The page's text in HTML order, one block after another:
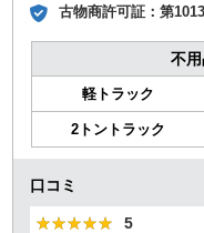
古物商許可証：第
不
軽トラック
2トントラック
口コミ
★★★★★
★★★★★ 5